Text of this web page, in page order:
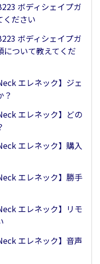
ボディシェイプガ
ください
ボディシェイプガ
について教えてくだ
エレネック】ジェ
？
エレネック】どの
エレネック】購入
エレネック】勝手
エレネック】リモ
エレネック】音声